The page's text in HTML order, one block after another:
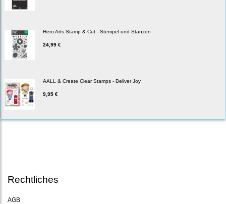
Hero Arts Stamp & Cut - Stempel und Stanzen
24,99 €
AALL & Create Clear Stamps - Deliver Joy
9,95 €
Rechtliches
AGB